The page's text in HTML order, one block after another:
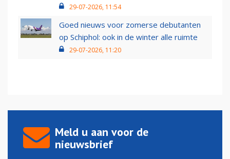
29-07-2026, 11:54
Goed nieuws voor zomerse debutanten
op Schiphol: ook in de winter alle ruimte
29-07-2026, 11:20
Meld u aan voor de
nieuwsbrief